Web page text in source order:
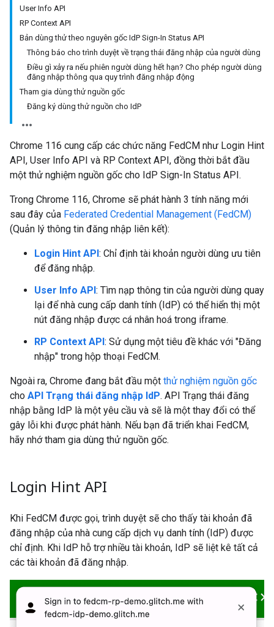
User Info API
RP Context API
Bản dùng thử theo nguyên gốc IdP Sign-In Status API
Thông báo cho trình duyệt về trạng thái đăng nhập của người dùng
Điều gì xảy ra nếu phiên người dùng hết hạn? Cho phép người dùng
đăng nhập thông qua quy trình đăng nhập động
Tham gia dùng thử nguồn gốc
Đăng ký dùng thử nguồn cho IdP
Chrome 116 cung cấp các chức năng FedCM như Login Hint
API, User Info API và RP Context API, đồng thời bắt đầu
một thử nghiệm nguồn gốc cho IdP Sign-In Status API.
Trong Chrome 116, Chrome sẽ phát hành 3 tính năng mới
sau đây của Federated Credential Management (FedCM)
(Quản lý thông tin đăng nhập liên kết):
Login Hint API: Chỉ định tài khoản người dùng ưu tiên
để đăng nhập.
User Info API: Tìm nạp thông tin của người dùng quay
lại để nhà cung cấp danh tính (IdP) có thể hiển thị một
nút đăng nhập được cá nhân hoá trong iframe.
RP Context API: Sử dụng một tiêu đề khác với "Đăng
nhập" trong hộp thoại FedCM.
Ngoài ra, Chrome đang bắt đầu một thử nghiệm nguồn gốc
cho API Trạng thái đăng nhập IdP. API Trạng thái đăng
nhập bằng IdP là một yêu cầu và sẽ là một thay đổi có thể
gây lỗi khi được phát hành. Nếu bạn đã triển khai FedCM,
hãy nhớ tham gia dùng thử nguồn gốc.
Login Hint API
Khi FedCM được gọi, trình duyệt sẽ cho thấy tài khoản đã
đăng nhập của nhà cung cấp dịch vụ danh tính (IdP) được
chỉ định. Khi IdP hỗ trợ nhiều tài khoản, IdP sẽ liệt kê tất cả
các tài khoản đã đăng nhập.